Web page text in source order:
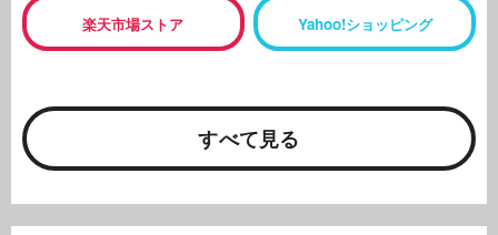
楽天市場ストア Yahoo!ショッピング
すべて見る